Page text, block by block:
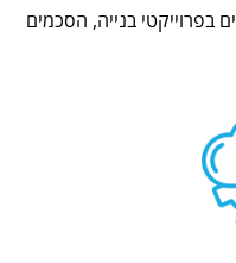
בפרוייקטי בנייה, הסכמים